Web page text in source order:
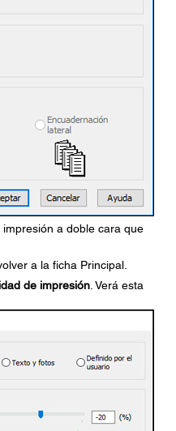
a doble cara que
a la ficha Principal.
de impresión . Verá esta